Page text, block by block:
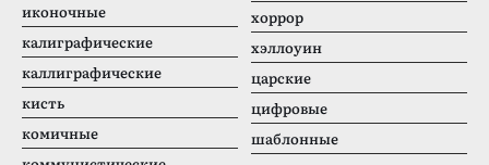
иконочные
калиграфические
каллиграфические
кисть
комичные
хоррор
хэллоуин
царские
цифровые
шаблонные